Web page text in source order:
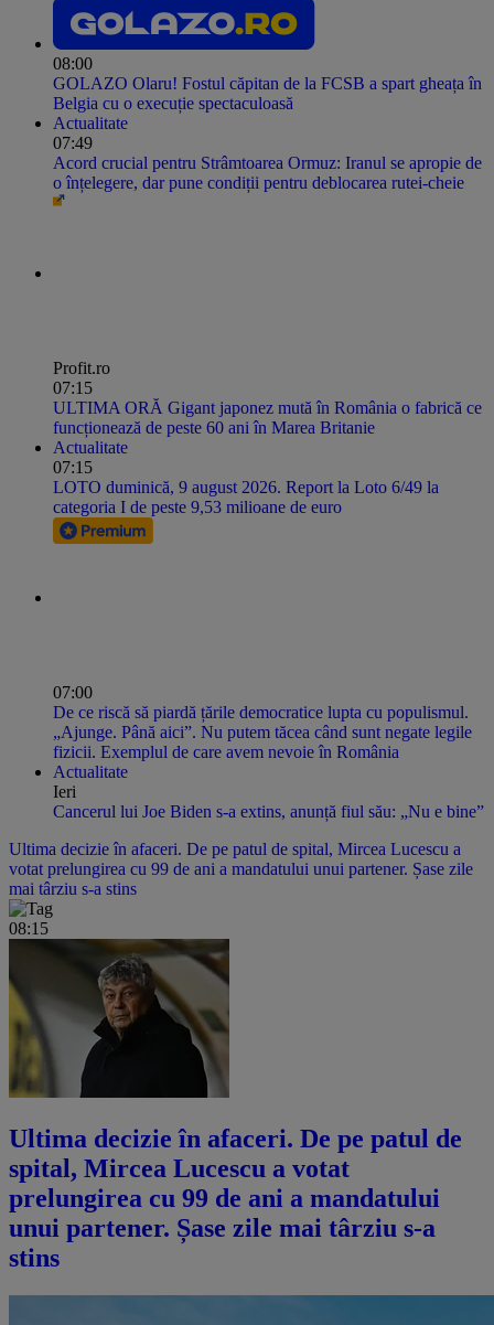
08:00
GOLAZO Olaru! Fostul căpitan de la FCSB a spart gheața în
Belgia cu o execuție spectaculoasă
Actualitate
07:49
Acord crucial pentru Strâmtoarea Ormuz: Iranul se apropie de
o înțelegere, dar pune condiții pentru deblocarea rutei-cheie
Profit.ro
07:15
ULTIMA ORĂ Gigant japonez mută în România o fabrică ce
funcționează de peste 60 ani în Marea Britanie
Actualitate
07:15
LOTO duminică, 9 august 2026. Report la Loto 6/49 la
categoria I de peste 9,53 milioane de euro
07:00
De ce riscă să piardă țările democratice lupta cu populismul.
„Ajunge. Până aici”. Nu putem tăcea când sunt negate legile
fizicii. Exemplul de care avem nevoie în România
Actualitate
Ieri
Cancerul lui Joe Biden s-a extins, anunță fiul său: „Nu e bine”
Ultima decizie în afaceri. De pe patul de spital, Mircea Lucescu a
votat prelungirea cu 99 de ani a mandatului unui partener. Șase zile
mai târziu s-a stins
08:15
Ultima decizie în afaceri. De pe patul de
spital, Mircea Lucescu a votat
prelungirea cu 99 de ani a mandatului
unui partener. Șase zile mai târziu s-a
stins